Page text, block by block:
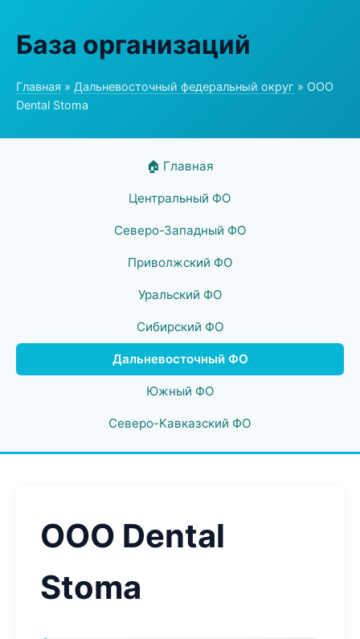
База организаций
Главная » Дальневосточный федеральный округ » ООО
Dental Stoma
🏠 Главная
Центральный ФО
Северо-Западный ФО
Приволжский ФО
Уральский ФО
Сибирский ФО
Дальневосточный ФО
Южный ФО
Северо-Кавказский ФО
ООО Dental
Stoma